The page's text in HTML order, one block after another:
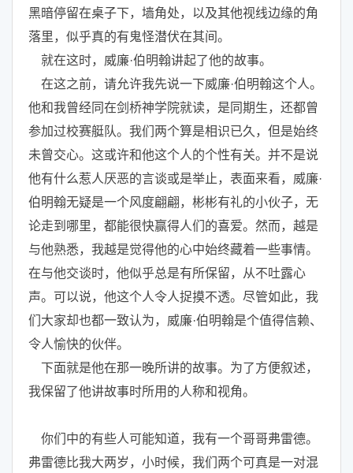
黑暗停留在桌子下，墙角处，以及其他视线边缘的角
落里，似乎真的有鬼怪潜伏在其间。
就在这时，威廉·伯明翰讲起了他的故事。
在这之前，请允许我先说一下威廉·伯明翰这个人。
他和我曾经同在剑桥神学院就读，是同期生，还都曾
参加过校赛艇队。我们两个算是相识已久，但是始终
未曾交心。这或许和他这个人的个性有关。并不是说
他有什么惹人厌恶的言谈或是举止，表面来看，威廉·
伯明翰无疑是一个风度翩翩，彬彬有礼的小伙子，无
论走到哪里，都能很快赢得人们的喜爱。然而，越是
与他熟悉，我越是觉得他的心中始终藏着一些事情。
在与他交谈时，他似乎总是有所保留，从不吐露心
声。可以说，他这个人令人捉摸不透。尽管如此，我
们大家却也都一致认为，威廉·伯明翰是个值得信赖、
令人愉快的伙伴。
下面就是他在那一晚所讲的故事。为了方便叙述，
我保留了他讲故事时所用的人称和视角。
你们中的有些人可能知道，我有一个哥哥弗雷德。
弗雷德比我大两岁，小时候，我们两个可真是一对混